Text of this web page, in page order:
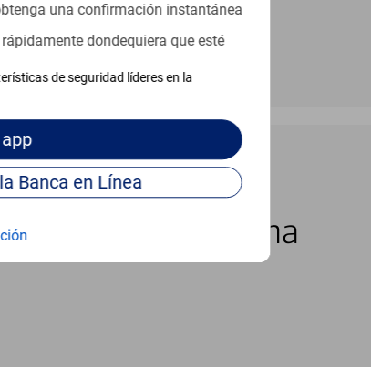
una confirmación instantánea
dondequiera que esté
de seguridad líderes en la
Continúe para entrar en la Banca en Línea
días de la semana